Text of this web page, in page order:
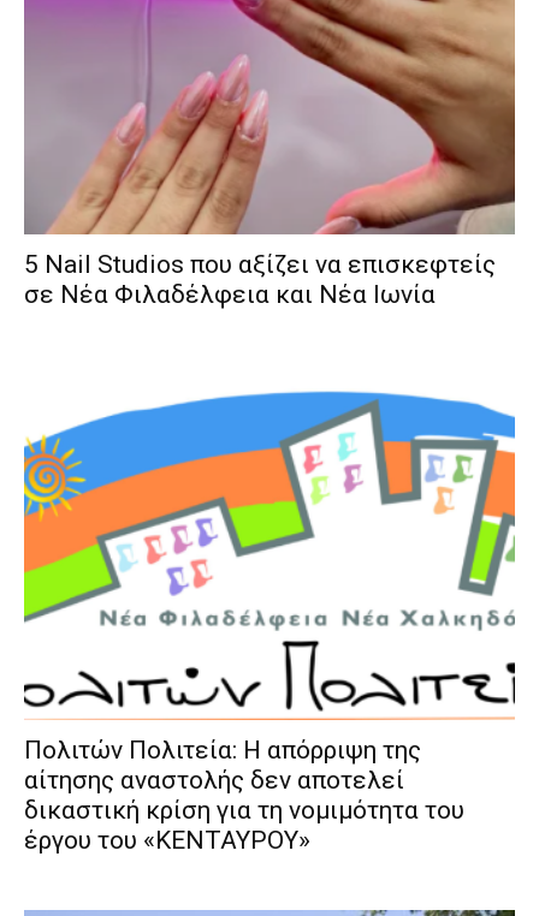
5 Nail Studios που αξίζει να επισκεφτείς
σε Νέα Φιλαδέλφεια και Νέα Ιωνία
Πολιτών Πολιτεία: Η απόρριψη της
αίτησης αναστολής δεν αποτελεί
δικαστική κρίση για τη νομιμότητα του
έργου του «ΚΕΝΤΑΥΡΟΥ»